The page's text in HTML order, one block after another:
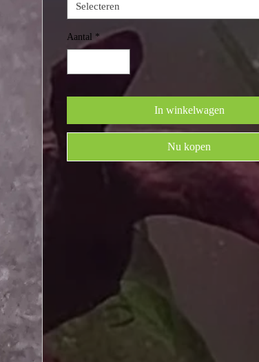
Selecteren
Aantal *
In winkelwagen
Nu kopen